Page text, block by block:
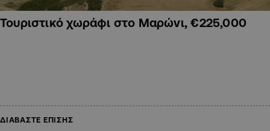
Τουριστικό χωράφι στο Μαρώνι, €225,000
ΔΙΑΒΑΣΤΕ ΕΠΙΣΗΣ